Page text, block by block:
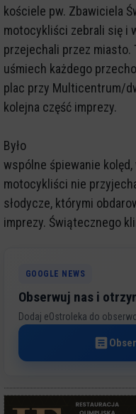
kościele pw. Zbawiciela
motocykliści zebrali się i
przejechali przez miasto.
uśmiech każdego
plac przy Multicentrum/
kolejna część imprezy.
Było
wspólne śpiewanie
motocykliści nie
słodycze, którymi
imprezy. Świątecznego
GOOGLE NEWS
Obserwuj nas i
Dodaj eOstroleka do